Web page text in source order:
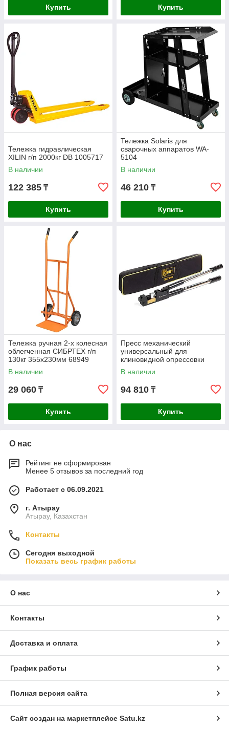
Купить Купить
Тележка гидравлическая
XILIN г/п 2000кг DВ 1005717
В наличии
122 385 ₸
Купить
Тележка Solaris для
сварочных аппаратов WA-
5104
В наличии
46 210 ₸
Купить
Тележка ручная 2-х колесная
облегченная СИБРТЕХ г/п
130кг 355х230мм 68949
В наличии
29 060 ₸
Купить
Пресс механический
универсальный для
клиновидной опрессовки
наконечников КВТ ПМУ-240
47542
В наличии
94 810 ₸
Купить
О нас
Рейтинг не сформирован
Менее 5 отзывов за последний год
Работает с 06.09.2021
г. Атырау
Атырау, Казахстан
Контакты
Сегодня выходной
Показать весь график работы
О нас
Контакты
Доставка и оплата
График работы
Полная версия сайта
Сайт создан на маркетплейсе Satu.kz